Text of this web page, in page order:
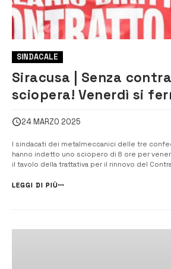
SINDACALE
Siracusa | Senza
sciopera! Venerdì si
24 MARZO 2025
I sindacati dei metalmeccanici delle tre
hanno indetto uno sciopero di 8 ore per
il tavolo della trattativa per il rinnovo del
scorsi, chiedono la ripresa delle trattative
LEGGI DI PIÙ